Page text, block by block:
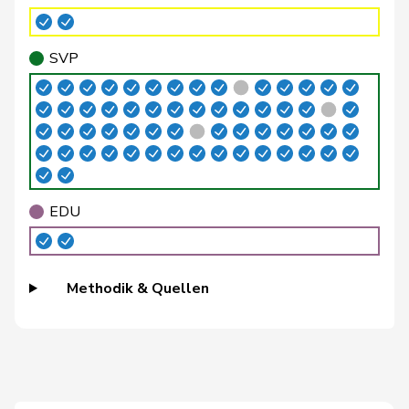
Brenzikofer Florence GRÜNE G
BL
Brizzi
Simona SP S AG
Büchel
Roland
Rino
SVP V
Buffat Michaël SVP V VD
Bühler Manfred SVP V
BE
Marbach
Christine
SVP
EDU
Methodik & Quellen